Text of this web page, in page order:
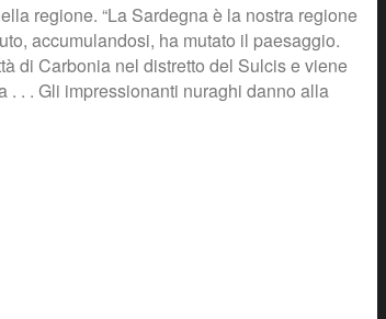
regione. “La Sardegna è la nostra regione
accumulandosi, ha mutato il paesaggio.
di Carbonia nel distretto del Sulcis e viene
. . . Gli impressionanti nuraghi danno alla